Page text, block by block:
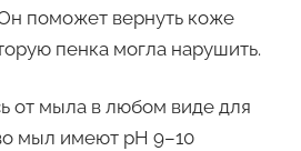
поможет вернуть коже
пенка могла нарушить.
от мыла в любом виде для
мыл имеют pH 9–10